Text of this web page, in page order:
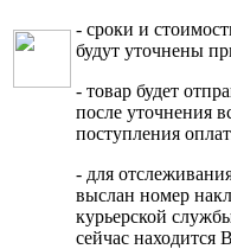
- сроки и
будут уточнены
- товар будет
после уточнения
поступления
- для
выслан номер
курьерской
сейчас находится